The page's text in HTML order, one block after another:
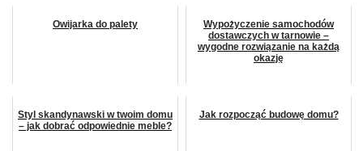
Owijarka do palety
Wypożyczenie samochodów
dostawczych w tarnowie –
wygodne rozwiązanie na każdą
okazję
Styl skandynawski w twoim domu
– jak dobrać odpowiednie meble?
Jak rozpocząć budowę domu?